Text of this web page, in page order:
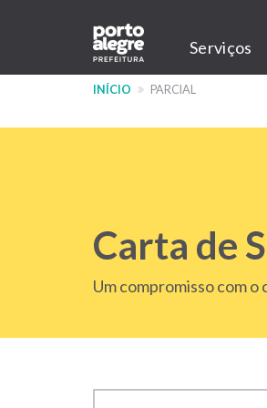
conteúdo
Main
navigation
Serviços
INÍCIO PARCIAL
Carta de
Um compromisso com o